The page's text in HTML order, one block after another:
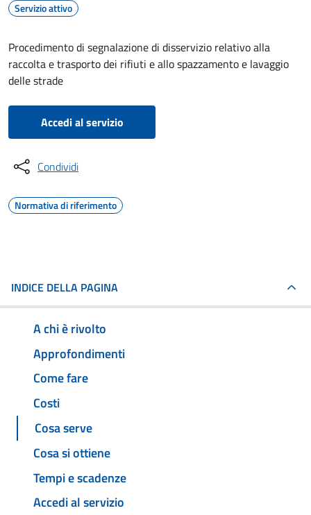
Servizio attivo
Procedimento di segnalazione di disservizio relativo alla
raccolta e trasporto dei rifiuti e allo spazzamento e lavaggio
delle strade
Accedi al servizio
Condividi
Normativa di riferimento
INDICE DELLA PAGINA
A chi è rivolto
Approfondimenti
Come fare
Costi
Cosa serve
Cosa si ottiene
Tempi e scadenze
Accedi al servizio